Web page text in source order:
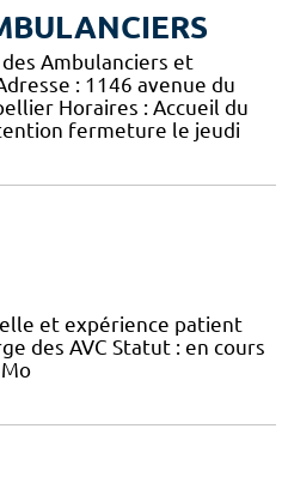
Ambulanciers et
: 1146 avenue du
Horaires : Accueil du
fermeture le jeudi
et expérience patient
des AVC Statut : en cours